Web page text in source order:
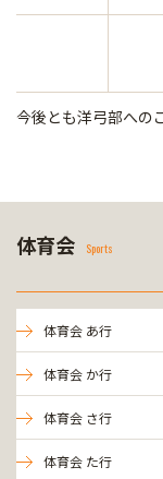
今後とも洋弓部への
体育会 Sports
体育会 あ行
体育会 か行
体育会 さ行
体育会 た行